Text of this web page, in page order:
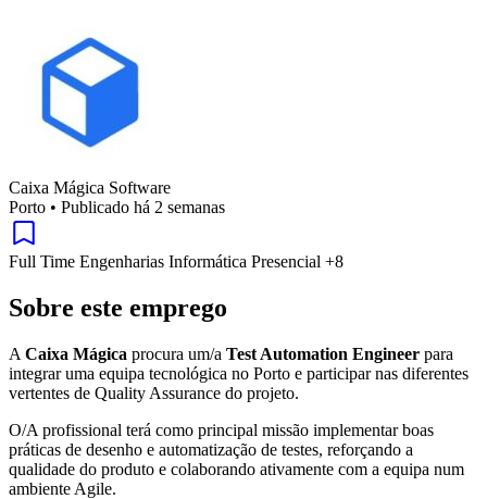
Caixa Mágica Software
Porto • Publicado há 2 semanas
Full Time Engenharias Informática Presencial +8
Sobre este emprego
A Caixa Mágica procura um/a Test Automation Engineer para
integrar uma equipa tecnológica no Porto e participar nas diferentes
vertentes de Quality Assurance do projeto.
O/A profissional terá como principal missão implementar boas
práticas de desenho e automatização de testes, reforçando a
qualidade do produto e colaborando ativamente com a equipa num
ambiente Agile.